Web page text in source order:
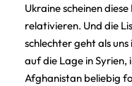
Ukraine scheinen
relativieren. Und die
schlechter geht als
auf die Lage in Syrien,
Afghanistan beliebig